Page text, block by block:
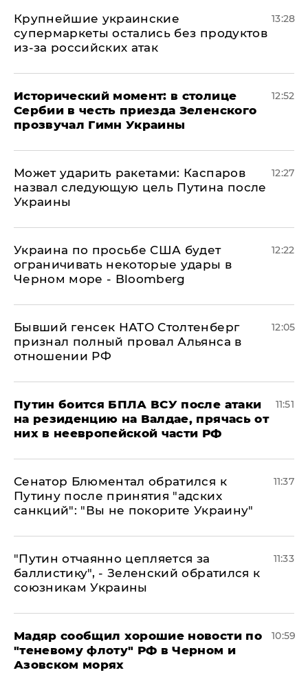
Крупнейшие украинские
супермаркеты остались без продуктов
из-за российских атак
13:28
Исторический момент: в столице
Сербии в честь приезда Зеленского
прозвучал Гимн Украины
12:52
Может ударить ракетами: Каспаров
назвал следующую цель Путина после
Украины
12:27
Украина по просьбе США будет
ограничивать некоторые удары в
Черном море - Bloomberg
12:22
Бывший генсек НАТО Столтенберг
признал полный провал Альянса в
отношении РФ
12:05
Путин боится БПЛА ВСУ после атаки
на резиденцию на Валдае, прячась от
них в неевропейской части РФ
11:51
Сенатор Блюментал обратился к
Путину после принятия "адских
санкций": "Вы не покорите Украину"
11:37
"Путин отчаянно цепляется за
баллистику", - Зеленский обратился к
союзникам Украины
11:33
Мадяр сообщил хорошие новости по
"теневому флоту" РФ в Черном и
Азовском морях
10:59